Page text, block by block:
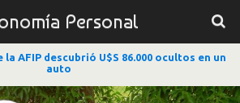
Personal
AFIP descubrió U$S 86.000 ocultos en un
auto